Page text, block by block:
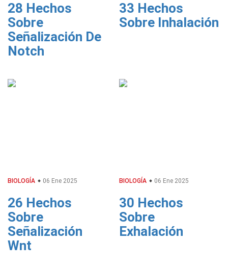
28 Hechos
Sobre
Señalización De
Notch
33 Hechos
Sobre Inhalación
BIOLOGÍA 06 Ene 2025
26 Hechos
Sobre
Señalización
Wnt
BIOLOGÍA 06 Ene 2025
30 Hechos
Sobre
Exhalación